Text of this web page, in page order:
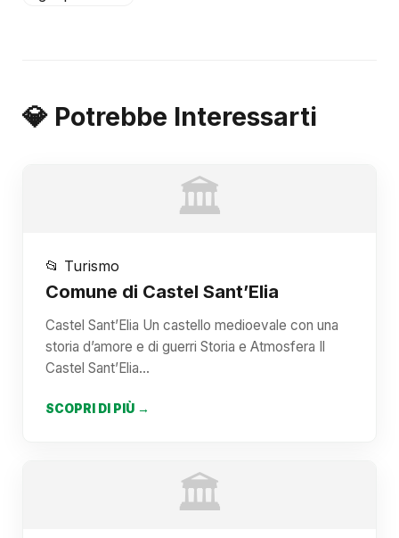
💎 Potrebbe Interessarti
🏛️
📂 Turismo
Comune di Castel Sant’Elia
Castel Sant’Elia Un castello medioevale con una
storia d’amore e di guerri Storia e Atmosfera Il
Castel Sant’Elia…
SCOPRI DI PIÙ →
🏛️